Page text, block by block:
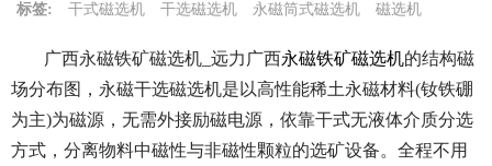
标签: 干式磁选机 干选磁选机 永磁筒式磁选机 磁选机
广西永磁铁矿磁选机_远力广西永磁铁矿磁选机的结构磁
场分布图，永磁干选磁选机是以高性能稀土永磁材料(钕铁硼
为主)为磁源，无需外接励磁电源，依靠干式无液体介质分选
方式，分离物料中磁性与非磁性颗粒的选矿设备。全程不用